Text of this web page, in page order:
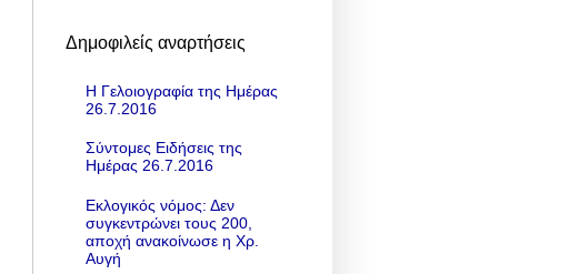
Δημοφιλείς αναρτήσεις
Η Γελοιογραφία της Ημέρας
26.7.2016
Σύντομες Ειδήσεις της
Ημέρας 26.7.2016
Εκλογικός νόμος: Δεν
συγκεντρώνει τους 200,
αποχή ανακοίνωσε η Χρ.
Αυγή